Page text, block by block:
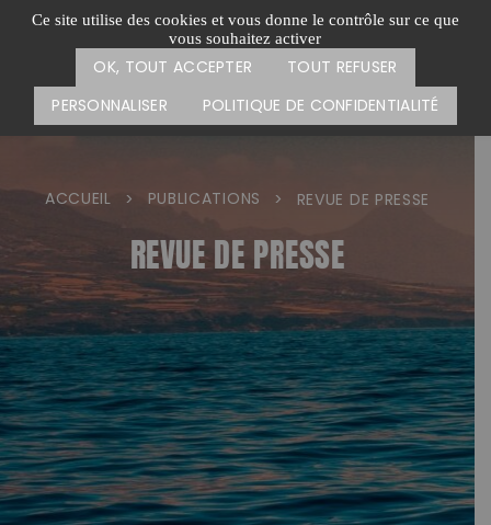
Ce site utilise des cookies et vous donne le contrôle sur ce que
vous souhaitez activer
OK, TOUT ACCEPTER
TOUT REFUSER
PERSONNALISER
POLITIQUE DE CONFIDENTIALITÉ
Passer
Menu
CARTE DES ACTIONS FAIRE UN DON
ACCUEIL > PUBLICATIONS > REVUE DE PRESSE
REVUE DE PRESSE